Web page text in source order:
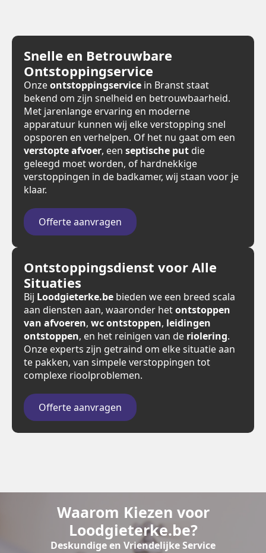
Snelle en Betrouwbare
Ontstoppingservice
Onzeontstoppingservice in Branst staat
bekend om zijn snelheid en betrouwbaarheid.
Met jarenlange ervaring en moderne
apparatuur kunnen wij elke verstopping snel
opsporen en verhelpen. Of het nu gaat om een
verstopte afvoer, een septische put die
geleegd moet worden, of hardnekkige
verstoppingen in de badkamer, wij staan voor je
klaar.
Offerte aanvragen
Ontstoppingsdienst voor Alle
Situaties
Bij Loodgieterke.be bieden we een breed scala
aan diensten aan, waaronder hetontstoppen
van afvoeren, wc ontstoppen, leidingen
ontstoppen, en het reinigen van de riolering.
Onze experts zijn getraind om elke situatie aan
te pakken, van simpele verstoppingen tot
complexe rioolproblemen.
Offerte aanvragen
Waarom Kiezen voor
Loodgieterke.be?
Deskundige en Vriendelijke Service